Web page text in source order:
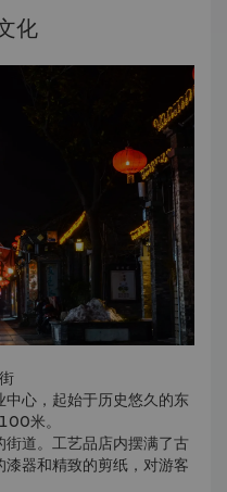
化
心，起始于历史悠久的东
米。
道。工艺品店内摆满了古
器和精致的剪纸，对游客